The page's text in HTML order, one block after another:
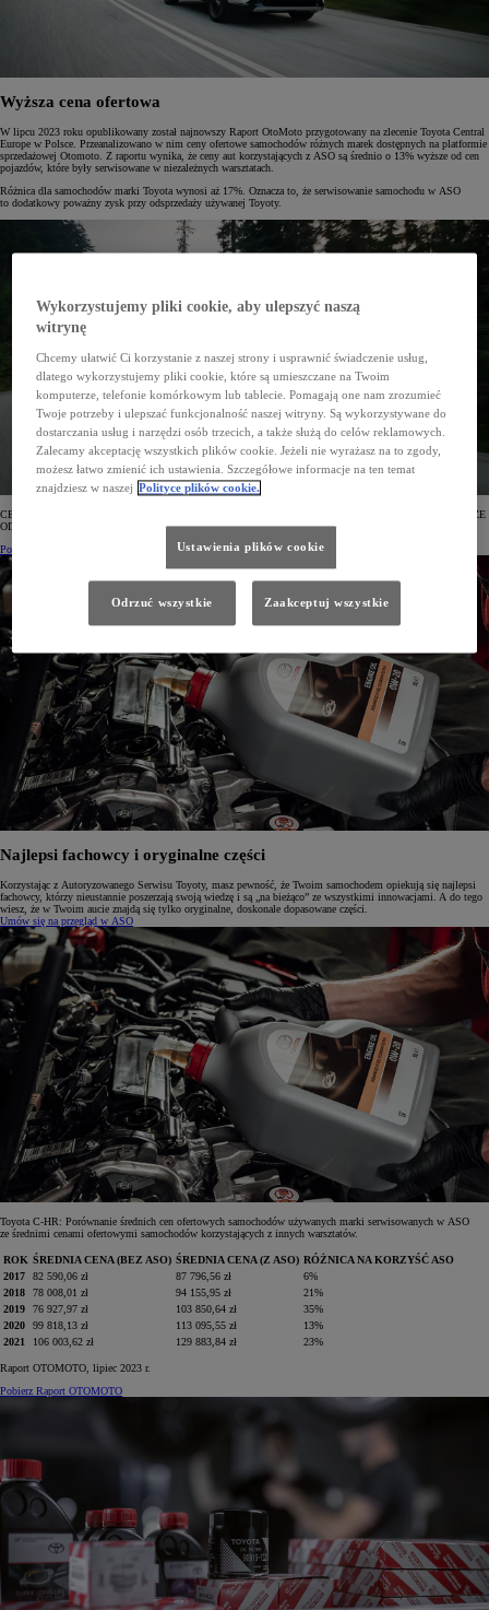
Wyższa cena ofertowa
W lipcu 2023 roku opublikowany został najnowszy Raport OtoMoto przygotowany na zlecenie Toyota Central
Europe w Polsce. Przeanalizowano w nim ceny ofertowe samochodów różnych marek dostępnych na platformie
sprzedażowej Otomoto. Z raportu wynika, że ceny aut korzystających z ASO są średnio o 13% wyższe od cen
pojazdów, które były serwisowane w niezależnych warsztatach.
Różnica dla samochodów marki Toyota wynosi aż 17%. Oznacza to, że serwisowanie samochodu w ASO
to dodatkowy poważny zysk przy odsprzedaży używanej Toyoty.
CENY OFERTOWE UŻYWANYCH TOYOT SERWISOWANYCH W ASO SĄ ŚREDNIO O 17% WYŻSZE
OD CEN TOYOT KORZYSTAJĄCYCH Z USŁUG NIEZALEŻNYCH WARSZTATÓW.
Pobierz Raport OTOMOTO
Najlepsi fachowcy i oryginalne części
Korzystając z Autoryzowanego Serwisu Toyoty, masz pewność, że Twoim samochodem opiekują się najlepsi
fachowcy, którzy nieustannie poszerzają swoją wiedzę i są „na bieżąco” ze wszystkimi innowacjami. A do tego
wiesz, że w Twoim aucie znajdą się tylko oryginalne, doskonale dopasowane części.
Umów się na przegląd w ASO
Toyota C-HR: Porównanie średnich cen ofertowych samochodów używanych marki serwisowanych w ASO
ze średnimi cenami ofertowymi samochodów korzystających z innych warsztatów.
ROK ŚREDNIA CENA (BEZ ASO) ŚREDNIA CENA (Z ASO) RÓŻNICA NA KORZYŚĆ ASO
2017
82 590,06 zł 87 796,56 zł
6%
2018
78 008,01 zł 94 155,95 zł
21%
2019
76 927,97 zł 103 850,64 zł
35%
2020
99 818,13 zł 113 095,55 zł
13%
2021
106 003,62 zł 129 883,84 zł 23%
Raport OTOMOTO, lipiec 2023 r.
Pobierz Raport OTOMOTO
Wykorzystujemy pliki cookie, aby ulepszyć naszą
witrynę
Chcemy ułatwić Ci korzystanie z naszej strony i usprawnić świadczenie usług,
dlatego wykorzystujemy pliki cookie, które są umieszczane na Twoim
komputerze, telefonie komórkowym lub tablecie. Pomagają one nam zrozumieć
Twoje potrzeby i ulepszać funkcjonalność naszej witryny. Są wykorzystywane do
dostarczania usług i narzędzi osób trzecich, a także służą do celów reklamowych.
Zalecamy akceptację wszystkich plików cookie. Jeżeli nie wyrażasz na to zgody,
możesz łatwo zmienić ich ustawienia. Szczegółowe informacje na ten temat
znajdziesz w naszej Polityce plików cookie.
Ustawienia plików cookie
Odrzuć wszystkie Zaakceptuj wszystkie